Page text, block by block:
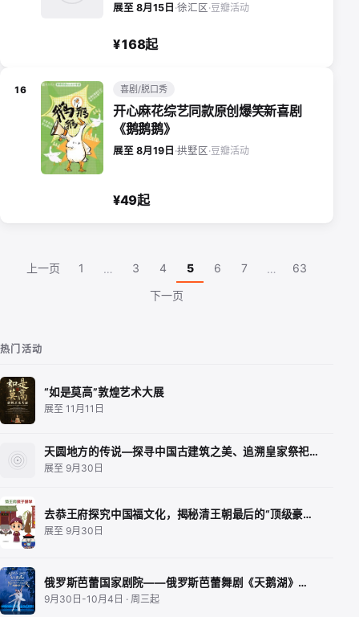
展至 8月15日 ·徐汇区·豆瓣活动
¥168起
16 喜剧/脱口秀
开心麻花综艺同款原创爆笑新喜剧
《鹅鹅鹅》
展至 8月19日 ·拱墅区·豆瓣活动
¥49起
上一页 1 … 3 4 5 6 7 …
63
下一页
热门活动
“如是莫高”敦煌艺术大展
展至 11月11日
天圆地方的传说—探寻中国古建筑之美、追溯皇家祭祀…
展至 9月30日
去恭王府探究中国福文化，揭秘清王朝最后的“顶级豪…
展至 9月30日
俄罗斯芭蕾国家剧院——俄罗斯芭蕾舞剧《天鹅湖》…
9月30日-10月4日 · 周三起